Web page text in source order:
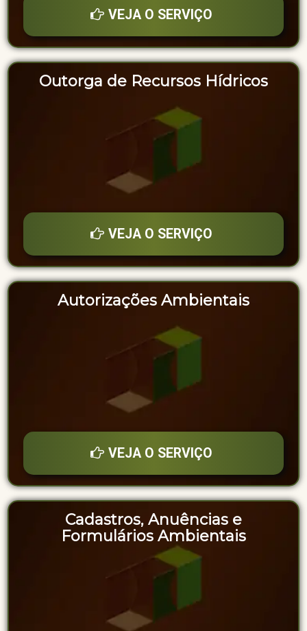
VEJA O SERVIÇO
Outorga de Recursos Hídricos
VEJA O SERVIÇO
Autorizações Ambientais
VEJA O SERVIÇO
Cadastros, Anuências e
Formulários Ambientais